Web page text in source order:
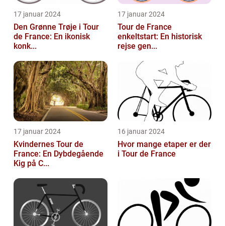
17 januar 2024
Den Grønne Trøje i Tour
de France: En ikonisk
konk...
17 januar 2024
Tour de France
enkeltstart: En historisk
rejse gen...
17 januar 2024
Kvindernes Tour de
France: En Dybdegående
Kig på C...
16 januar 2024
Hvor mange etaper er der
i Tour de France